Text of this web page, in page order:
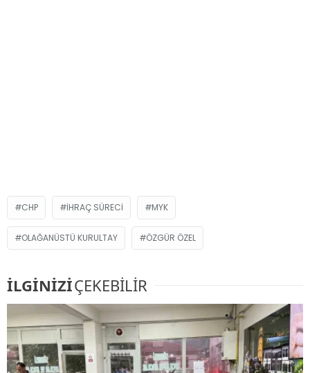
CHP IHRAÇ SÜRECI MYK
OLAĞANÜSTÜ KURULTAY ÖZGÜR ÖZEL
İLGİNİZİÇEKEBİLİR